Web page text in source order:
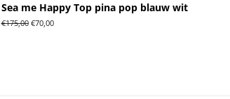
Sea me Happy Top pina pop blauw wit
Normale
€175,00 Aanbiedingsprijs
€70,00